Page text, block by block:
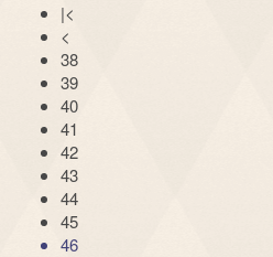
|<
<
38
39
40
41
42
43
44
45
46